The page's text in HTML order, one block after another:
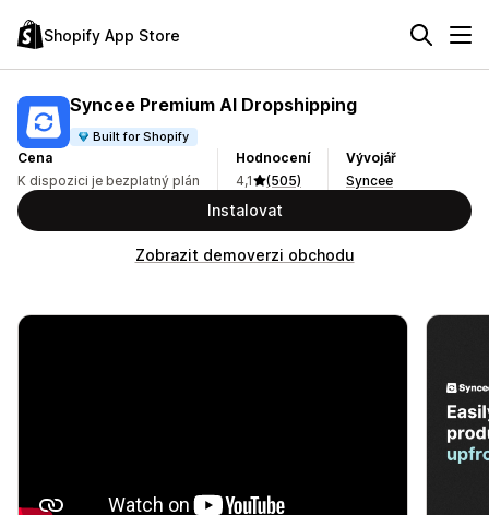
Shopify App Store
Syncee Premium AI Dropshipping
Built for Shopify
Cena
K dispozici je bezplatný plán
Hodnocení
4,1
(505)
Vývojář
Syncee
Instalovat
Zobrazit demoverzi obchodu